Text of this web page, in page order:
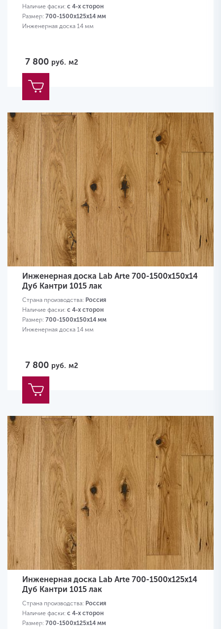
Наличие фаски: с 4-х сторон
Размер: 700-1500х125х14 мм
Инженерная доска 14 мм
7 800 руб. м2
Инженерная доска Lab Arte 700-1500х150х14
Дуб Кантри 1015 лак
Страна производства: Россия
Наличие фаски: с 4-х сторон
Размер: 700-1500х150х14 мм
Инженерная доска 14 мм
7 800 руб. м2
Инженерная доска Lab Arte 700-1500х125х14
Дуб Кантри 1015 лак
Страна производства: Россия
Наличие фаски: с 4-х сторон
Размер: 700-1500х125х14 мм